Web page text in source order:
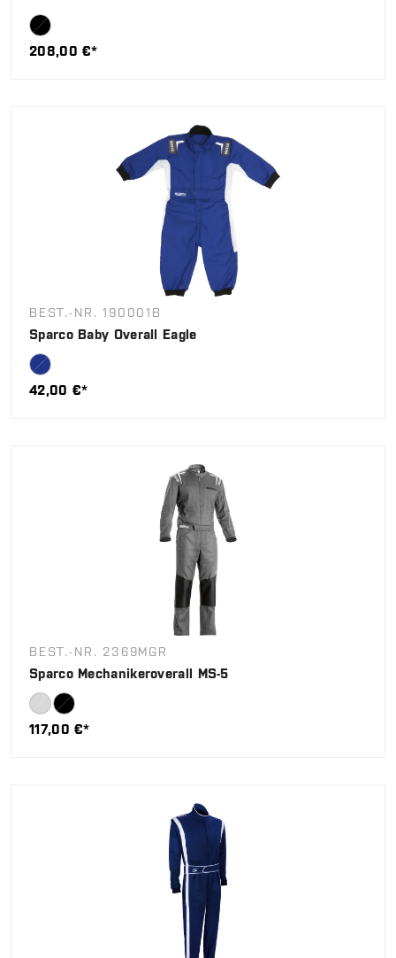
208,00 €*
BEST.-NR. 190001B
Sparco Baby Overall Eagle
42,00 €*
BEST.-NR. 2369MGR
Sparco Mechanikeroverall MS-5
117,00 €*